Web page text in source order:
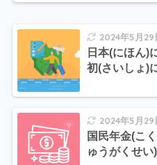
2024年5月29
日本(にほん)
初(さいしょ)
2024年5月29
国民年金(こ
ゅうがくせい